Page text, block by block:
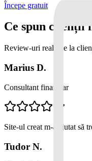
Începe gratuit
Ce spun clienții
Review-uri reale de la
Marius D.
Consultant financiar
Site-ul creat m-a ajutat să
Tudor N.